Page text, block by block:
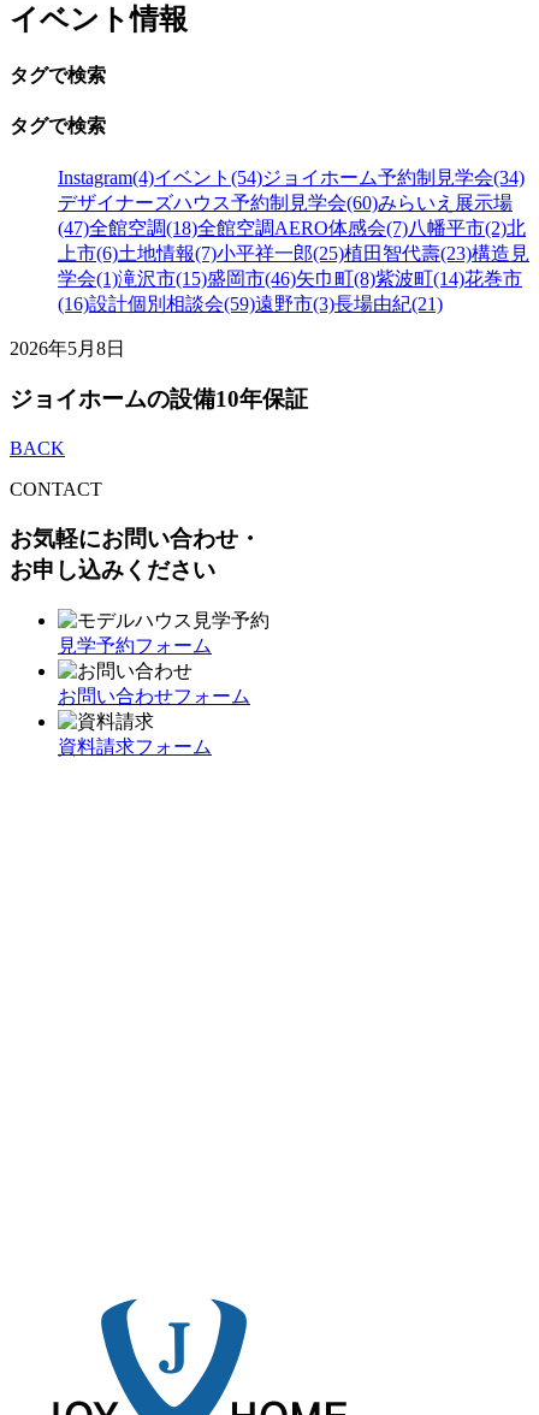
イベント情報
タグで検索
タグで検索
Instagram(4)イベント(54)ジョイホーム予約制見学会(34)
デザイナーズハウス予約制見学会(60)みらいえ展示場
(47)全館空調(18)全館空調AERO体感会(7)八幡平市(2)北
上市(6)土地情報(7)小平祥一郎(25)植田智代壽(23)構造見
学会(1)滝沢市(15)盛岡市(46)矢巾町(8)紫波町(14)花巻市
(16)設計個別相談会(59)遠野市(3)長場由紀(21)
2026年5月8日
ジョイホームの設備10年保証
BACK
CONTACT
お気軽にお問い合わせ・
お申し込みください
見学予約フォーム
お問い合わせフォーム
資料請求フォーム